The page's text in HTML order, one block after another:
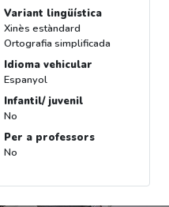
Variant lingüística
Xinès estàndard
Ortografia simplificada
Idioma vehicular
Espanyol
Infantil/ juvenil
No
Per a professors
No